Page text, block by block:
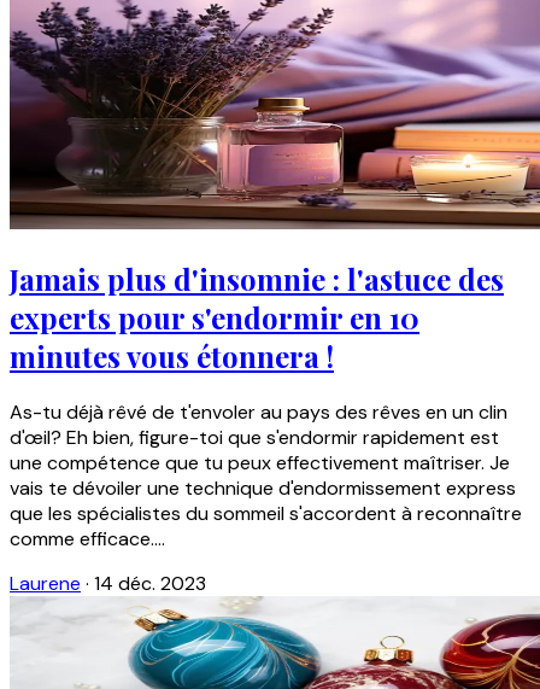
Jamais plus d'insomnie : l'astuce des
experts pour s'endormir en 10
minutes vous étonnera !
As-tu déjà rêvé de t'envoler au pays des rêves en un clin
d'œil? Eh bien, figure-toi que s'endormir rapidement est
une compétence que tu peux effectivement maîtriser. Je
vais te dévoiler une technique d'endormissement express
que les spécialistes du sommeil s'accordent à reconnaître
comme efficace....
Laurene · 14 déc. 2023